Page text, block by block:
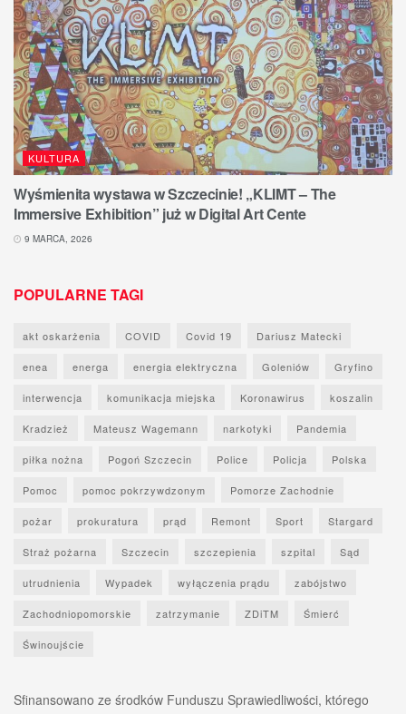
KULTURA
Wyśmienita wystawa w Szczecinie! „KLIMT – The
Immersive Exhibition” już w Digital Art Cente
9 MARCA, 2026
POPULARNE TAGI
akt oskarżenia COVID Covid 19 Dariusz Matecki
enea energa energia elektryczna Goleniów Gryfino
interwencja komunikacja miejska Koronawirus koszalin
Kradzież Mateusz Wagemann narkotyki Pandemia
piłka nożna Pogoń Szczecin Police Policja Polska
Pomoc pomoc pokrzywdzonym Pomorze Zachodnie
pożar prokuratura prąd Remont Sport Stargard
Straż pożarna Szczecin szczepienia szpital Sąd
utrudnienia Wypadek wyłączenia prądu zabójstwo
Zachodniopomorskie zatrzymanie ZDiTM Śmierć
Świnoujście
Sfinansowano ze środków Funduszu Sprawiedliwości, którego